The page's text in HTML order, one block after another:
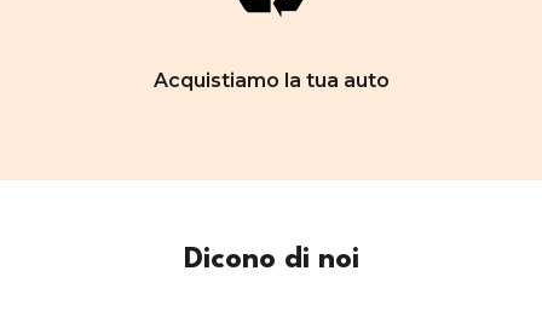
Acquistiamo la tua auto
Dicono di noi